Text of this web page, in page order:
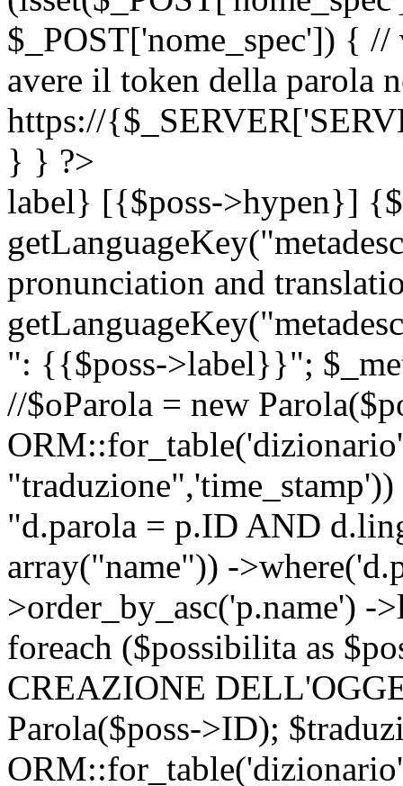
$_POST['nome_spec']) {
avere il token della parola
https://
} } ?>
label} [{$poss->hypen}]
pronunciation and
": {{$poss->label}}";
//$oParola = new
"d.parola = p.ID AND
array("name")) -
>order_by_asc('p.name')
foreach ($possibilita as
CREAZIONE
Parola($poss->ID);